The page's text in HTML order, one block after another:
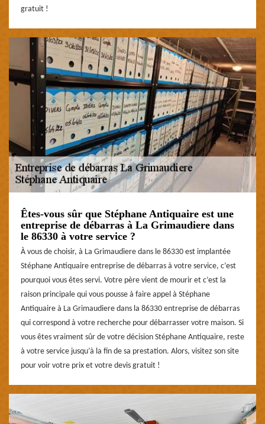
gratuit !
Êtes-vous sûr que Stéphane Antiquaire est une
entreprise de débarras à La Grimaudiere dans
le 86330 à votre service ?
À vous de choisir, à La Grimaudiere dans le 86330 est implantée
Stéphane Antiquaire entreprise de débarras à votre service, c’est
pourquoi vous êtes servi. Votre père vient de mourir et c’est la
raison principale qui vous pousse à faire appel à Stéphane
Antiquaire à La Grimaudiere dans la 86330 entreprise de débarras
qui correspond à votre recherche pour débarrasser votre maison. Si
vous êtes vraiment sûr de votre décision Stéphane Antiquaire, reste
à votre service jusqu’à la fin de sa prestation. Alors, visitez son site
pour voir votre prix et votre devis gratuit !